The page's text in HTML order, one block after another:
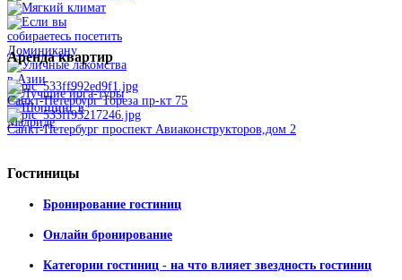
Арендаквартир
Санкт-Петербург Тореза пр-кт 75
Санкт-Петербург проспект Авиаконструкторов,дом 2
Гостиницы
Бронирование гостиниц
Онлайн бронирование
Категории гостиниц - на что влияет звездность гостиниц